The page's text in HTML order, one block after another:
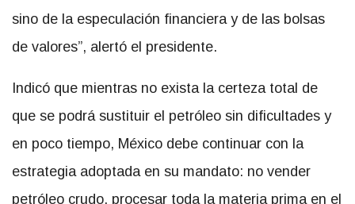
sino de la especulación financiera y de las bolsas
de valores”, alertó el presidente.
Indicó que mientras no exista la certeza total de
que se podrá sustituir el petróleo sin dificultades y
en poco tiempo, México debe continuar con la
estrategia adoptada en su mandato: no vender
petróleo crudo, procesar toda la materia prima en el